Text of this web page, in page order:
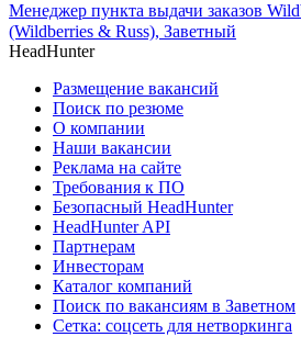
Менеджер пункта выдачи заказов
(Wildberries & Russ), Заветный
HeadHunter
Размещение вакансий
Поиск по резюме
О компании
Наши вакансии
Реклама на сайте
Требования к ПО
Безопасный HeadHunter
HeadHunter API
Партнерам
Инвесторам
Каталог компаний
Поиск по вакансиям в Заветном
Сетка: соцсеть для нетворкинга